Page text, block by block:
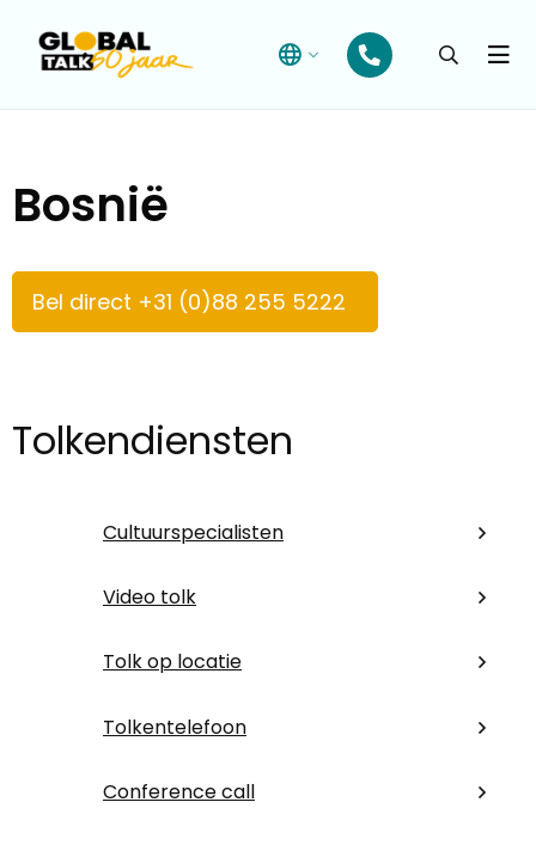
Open
Bosnië
Bel direct +31 (0)88 255 5222
Tolkendiensten
Cultuurspecialisten
Video tolk
Tolk op locatie
Tolkentelefoon
Conference call